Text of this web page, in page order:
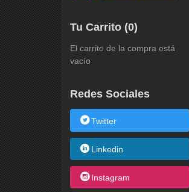
Tu Carrito (0)
El carrito de la compra está
vacío
Redes Sociales
Twitter
Linkedin
Instagram